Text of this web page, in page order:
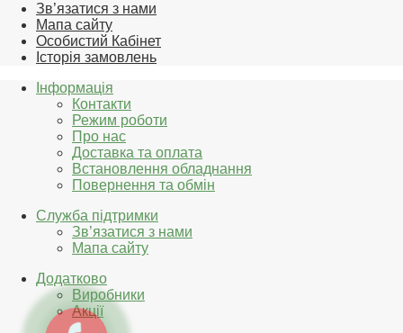
Зв’язатися з нами
Мапа сайту
Особистий Кабінет
Історія замовлень
Інформація
Контакти
Режим роботи
Про нас
Доставка та оплата
Встановлення обладнання
Повернення та обмін
Служба підтримки
Зв’язатися з нами
Мапа сайту
Додатково
Виробники
Акції